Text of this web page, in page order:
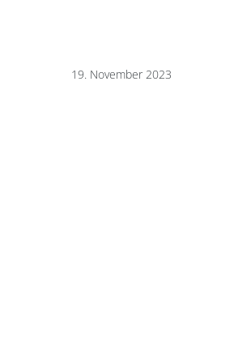
19. November 2023